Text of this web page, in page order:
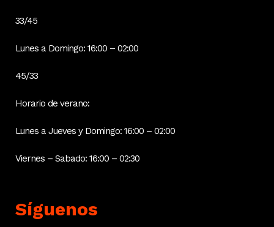
33/45
Lunes a Domingo: 16:00 – 02:00
45/33
Horario de verano:
Lunes a Jueves y Domingo: 16:00 – 02:00
Viernes – Sabado: 16:00 – 02:30
Síguenos